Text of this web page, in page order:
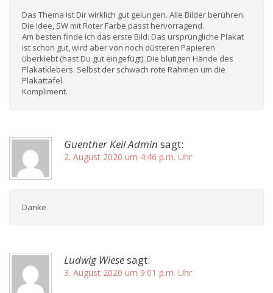
Das Thema ist Dir wirklich gut gelungen. Alle Bilder berühren.
Die Idee, SW mit Roter Farbe passt hervorragend.
Am besten finde ich das erste Bild: Das ursprüngliche Plakat
ist schon gut, wird aber von noch düsteren Papieren
überklebt (hast Du gut eingefügt). Die blutigen Hände des
Plakatklebers. Selbst der schwach rote Rahmen um die
Plakattafel.
Kompliment.
Guenther Keil Admin sagt:
2. August 2020 um 4:46 p.m. Uhr
Danke
Ludwig Wiesesagt:
3. August 2020 um 9:01 p.m. Uhr